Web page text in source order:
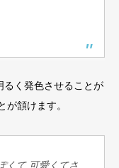
るく発色させることが
が頷けます。
くて 可愛くてさ